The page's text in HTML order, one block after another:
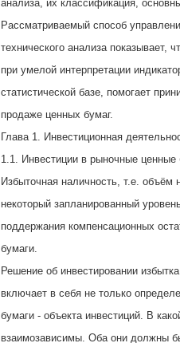
анализа, их классификация,
Рассматриваемый способ
технического анализа показывает,
при умелой интерпретации
статистической базе, помогает
продаже ценных бумаг.
Глава 1. Инвестиционная
1.1. Инвестиции в рыночные ценные
Избыточная наличность, т.е.
некоторый запланированный
поддержания компенсационных
бумаги.
Решение об инвестировании
включает в себя не только
бумаги - объекта инвестиций. В
взаимозависимы. Оба они должны